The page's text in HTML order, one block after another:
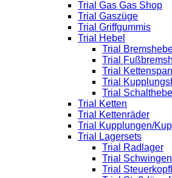
Trial Gas Gas Shop
Trial Gaszüge
Trial Griffgummis
Trial Hebel
Trial
Trial
Trial
Trial
Trial Schalthebel
Trial Ketten
Trial Kettenräder
Trial Kupplungen/
Trial Lagersets
Trial Radlager
Trial
Trial